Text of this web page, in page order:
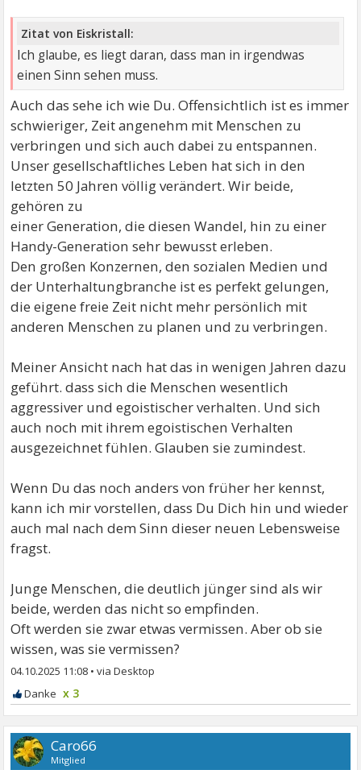
Zitat von Eiskristall:
Ich glaube, es liegt daran, dass man in irgendwas
einen Sinn sehen muss.
Auch das sehe ich wie Du. Offensichtlich ist es immer
schwieriger, Zeit angenehm mit Menschen zu
verbringen und sich auch dabei zu entspannen.
Unser gesellschaftliches Leben hat sich in den
letzten 50 Jahren völlig verändert. Wir beide,
gehören zu
einer Generation, die diesen Wandel, hin zu einer
Handy-Generation sehr bewusst erleben.
Den großen Konzernen, den sozialen Medien und
der Unterhaltungbranche ist es perfekt gelungen,
die eigene freie Zeit nicht mehr persönlich mit
anderen Menschen zu planen und zu verbringen.
Meiner Ansicht nach hat das in wenigen Jahren dazu
geführt. dass sich die Menschen wesentlich
aggressiver und egoistischer verhalten. Und sich
auch noch mit ihrem egoistischen Verhalten
ausgezeichnet fühlen. Glauben sie zumindest.
Wenn Du das noch anders von früher her kennst,
kann ich mir vorstellen, dass Du Dich hin und wieder
auch mal nach dem Sinn dieser neuen Lebensweise
fragst.
Junge Menschen, die deutlich jünger sind als wir
beide, werden das nicht so empfinden.
Oft werden sie zwar etwas vermissen. Aber ob sie
wissen, was sie vermissen?
04.10.2025 11:08 •
x 3
Caro66
Mitglied